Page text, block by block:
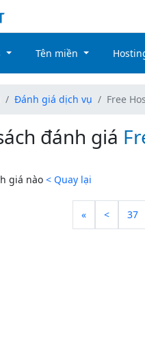
Tên miền
Đánh giá dịch vụ Free
đánh giá
giá nào < Quay lại
« < 37